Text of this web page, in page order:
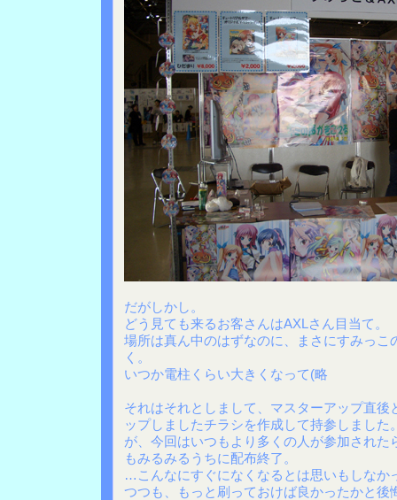
だがしかし。
どう見ても来るお客さんはAXLさん目当て。
場所は真ん中のはずなのに、まさにすみっこ
く。
いつか電柱くらい大きくなって(略
それはそれとしまして、マスターアップ直後
ップしましたチラシを作成して持参しました
が、今回はいつもより多くの人が参加された
もみるみるうちに配布終了。
…こんなにすぐになくなるとは思いもしなか
つつも、もっと刷っておけば良かったかと後